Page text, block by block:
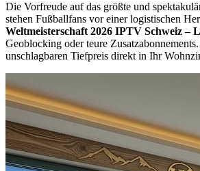
Die Vorfreude auf das größte und
stehen Fußballfans vor einer logistischen
Weltmeisterschaft 2026 IPTV Schweiz –
Geoblocking oder teure
unschlagbaren Tiefpreis direkt in Ihr